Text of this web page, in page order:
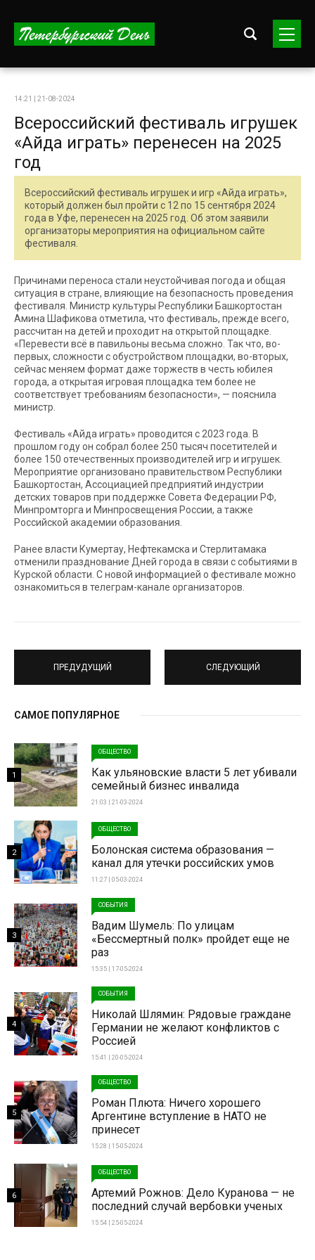
14:21 | 21-08-2024
Всероссийский фестиваль игрушек
«Айда играть» перенесен на 2025
год
Всероссийский фестиваль игрушек и игр «Айда играть»,
который должен был пройти с 12 по 15 сентября 2024
года в Уфе, перенесен на 2025 год. Об этом заявили
организаторы мероприятия на официальном сайте
фестиваля.
Причинами переноса стали неустойчивая погода и общая
ситуация в стране, влияющие на безопасность проведения
фестиваля. Министр культуры Республики Башкортостан
Амина Шафикова отметила, что фестиваль, прежде всего,
рассчитан на детей и проходит на открытой площадке.
«Перевести всё в павильоны весьма сложно. Так что, во-
первых, сложности с обустройством площадки, во-вторых,
сейчас меняем формат даже торжеств в честь юбилея
города, а открытая игровая площадка тем более не
соответствует требованиям безопасности», — пояснила
министр.
Фестиваль «Айда играть» проводится с 2023 года. В
прошлом году он собрал более 250 тысяч посетителей и
более 150 отечественных производителей игр и игрушек.
Мероприятие организовано правительством Республики
Башкортостан, Ассоциацией предприятий индустрии
детских товаров при поддержке Совета Федерации РФ,
Минпромторга и Минпросвещения России, а также
Российской академии образования.
Ранее власти Кумертау, Нефтекамска и Стерлитамака
отменили празднование Дней города в связи с событиями в
Курской области. С новой информацией о фестивале можно
ознакомиться в телеграм-канале организаторов.
ПРЕДУДУЩИЙ СЛЕДУЮЩИЙ
САМОЕ ПОПУЛЯРНОЕ
ОБЩЕСТВО
Как ульяновские власти 5 лет убивали
семейный бизнес инвалида
21:03 | 21-03-2024
1
ОБЩЕСТВО
Болонская система образования —
канал для утечки российских умов
11:27 | 05-03-2024
2
СОБЫТИЯ
Вадим Шумель: По улицам
«Бессмертный полк» пройдет еще не
раз
15:35 | 17-05-2024
3
СОБЫТИЯ
Николай Шлямин: Рядовые граждане
Германии не желают конфликтов с
Россией
15:41 | 20-05-2024
4
ОБЩЕСТВО
Роман Плюта: Ничего хорошего
Аргентине вступление в НАТО не
принесет
15:28 | 15-05-2024
5
ОБЩЕСТВО
Артемий Рожнов: Дело Куранова — не
последний случай вербовки ученых
15:54 | 25-05-2024
6